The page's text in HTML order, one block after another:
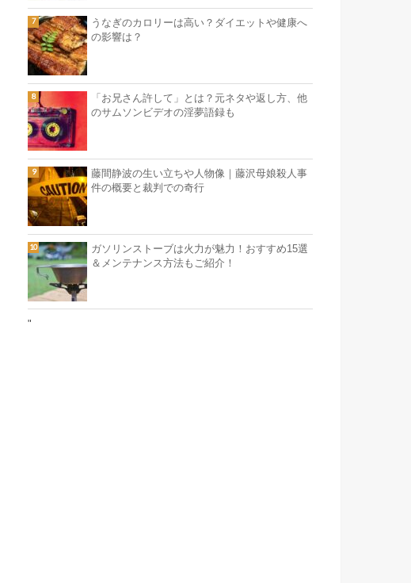
うなぎのカロリーは高い？ダイエットや健康へ
の影響は？
「お兄さん許して」とは？元ネタや返し方、他
のサムソンビデオの淫夢語録も
藤間静波の生い立ちや人物像｜藤沢母娘殺人事
件の概要と裁判での奇行
ガソリンストーブは火力が魅力！おすすめ15選
＆メンテナンス方法もご紹介！
"